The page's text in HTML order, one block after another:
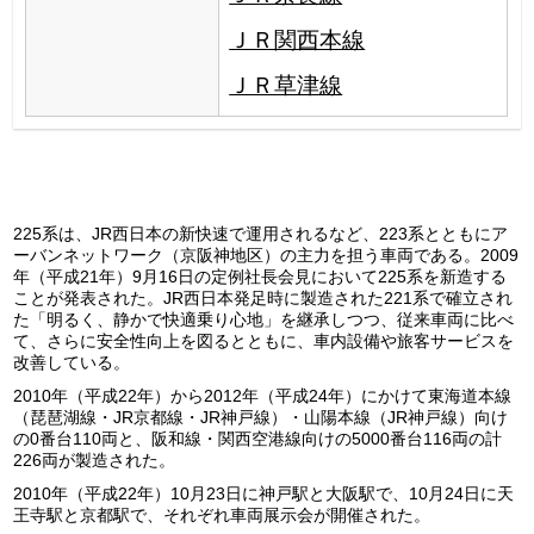
ＪＲ関西本線
ＪＲ草津線
225系は、JR西日本の新快速で運用されるなど、223系とともにア
ーバンネットワーク（京阪神地区）の主力を担う車両である。2009
年（平成21年）9月16日の定例社長会見において225系を新造する
ことが発表された。JR西日本発足時に製造された221系で確立され
た「明るく、静かで快適乗り心地」を継承しつつ、従来車両に比べ
て、さらに安全性向上を図るとともに、車内設備や旅客サービスを
改善している。
2010年（平成22年）から2012年（平成24年）にかけて東海道本線
（琵琶湖線・JR京都線・JR神戸線）・山陽本線（JR神戸線）向け
の0番台110両と、阪和線・関西空港線向けの5000番台116両の計
226両が製造された。
2010年（平成22年）10月23日に神戸駅と大阪駅で、10月24日に天
王寺駅と京都駅で、それぞれ車両展示会が開催された。